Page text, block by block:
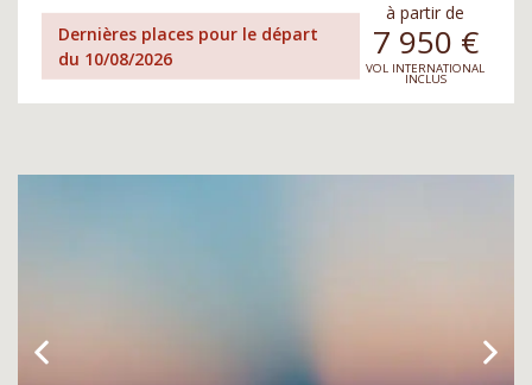
Dernières places pour le départ
du 10/08/2026
à partir de
7 950 €
VOL INTERNATIONAL
INCLUS